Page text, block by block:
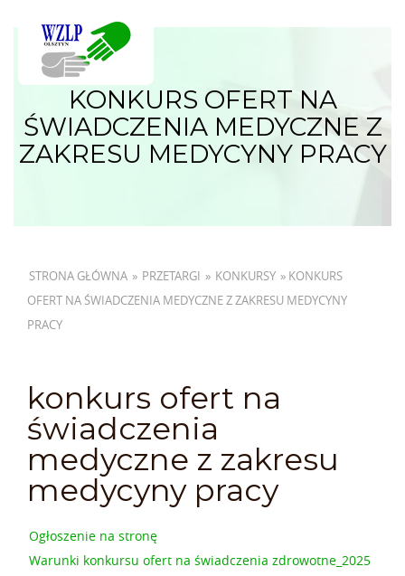
KONKURS OFERT NA
ŚWIADCZENIA MEDYCZNE Z
ZAKRESU MEDYCYNY PRACY
STRONA GŁÓWNA » PRZETARGI » KONKURSY » KONKURS
OFERT NA ŚWIADCZENIA MEDYCZNE Z ZAKRESU MEDYCYNY
PRACY
konkurs ofert na
świadczenia
medyczne z zakresu
medycyny pracy
Ogłoszenie na stronę
Warunki konkursu ofert na świadczenia zdrowotne_2025